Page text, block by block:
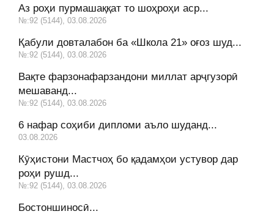
Аз роҳи пурмашаққат то шоҳроҳи аср...
№:92 (5144), 03.08.2026
Қабули довталабон ба «Школа 21» оғоз шуд...
№:92 (5144), 03.08.2026
Вақте фарзонафарзандони миллат арҷгузорӣ
мешаванд...
№:92 (5144), 03.08.2026
6 нафар соҳиби дипломи аъло шуданд...
03.08.2026
Кӯҳистони Мастчоҳ бо қадамҳои устувор дар
роҳи рушд...
№:92 (5144), 03.08.2026
Бостоншиносӣ...